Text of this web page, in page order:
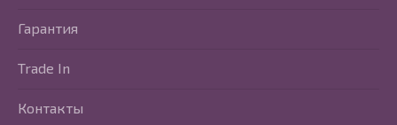
Гарантия
Trade In
Контакты